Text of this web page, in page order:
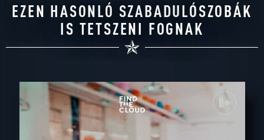
EZEN HASONLÓ SZABADULÓSZOBÁK
IS TETSZENI FOGNAK
0+